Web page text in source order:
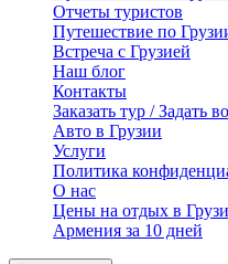
Отчеты туристов
Путешествие по
Встреча с Грузией
Наш блог
Контакты
Заказать тур / Задать
Авто в Грузии
Услуги
Политика
О нас
Цены на отдых в
Армения за 10 дней